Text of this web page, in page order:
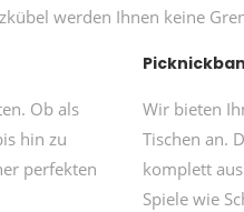
werden Ihnen keine
Ob als
hin zu
perfekten
Wir bieten
Tischen an.
komplett
Spiele wie